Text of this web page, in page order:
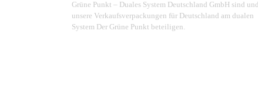
Grüne Punkt – Duales System Deutschland GmbH sind und
unsere Verkaufsverpackungen für Deutschland am dualen
System Der Grüne Punkt beteiligen.